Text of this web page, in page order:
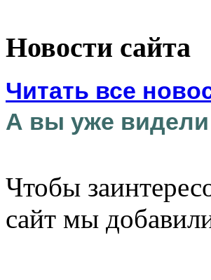
Новости сайта
Читать все
А вы уже видели
Чтобы
сайт мы